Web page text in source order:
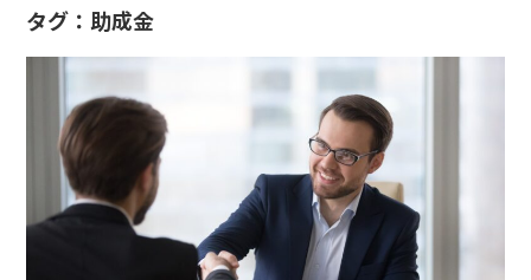
タグ：助成金